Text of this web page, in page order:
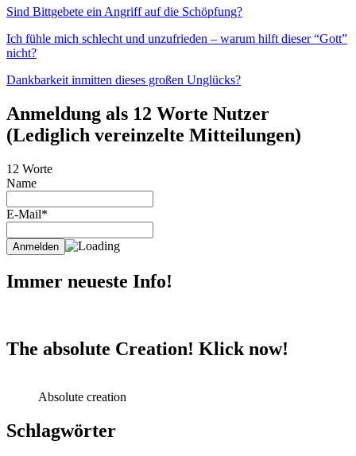
Sind Bittgebete ein Angriff auf die Schöpfung?
Ich fühle mich schlecht und unzufrieden – warum hilft dieser “Gott”
nicht?
Dankbarkeit inmitten dieses großen Unglücks?
Anmeldung als 12 Worte Nutzer
(Lediglich vereinzelte Mitteilungen)
12 Worte
Name
E-Mail*
Immer neueste Info!
The absolute Creation! Klick now!
Absolute creation
Schlagwörter